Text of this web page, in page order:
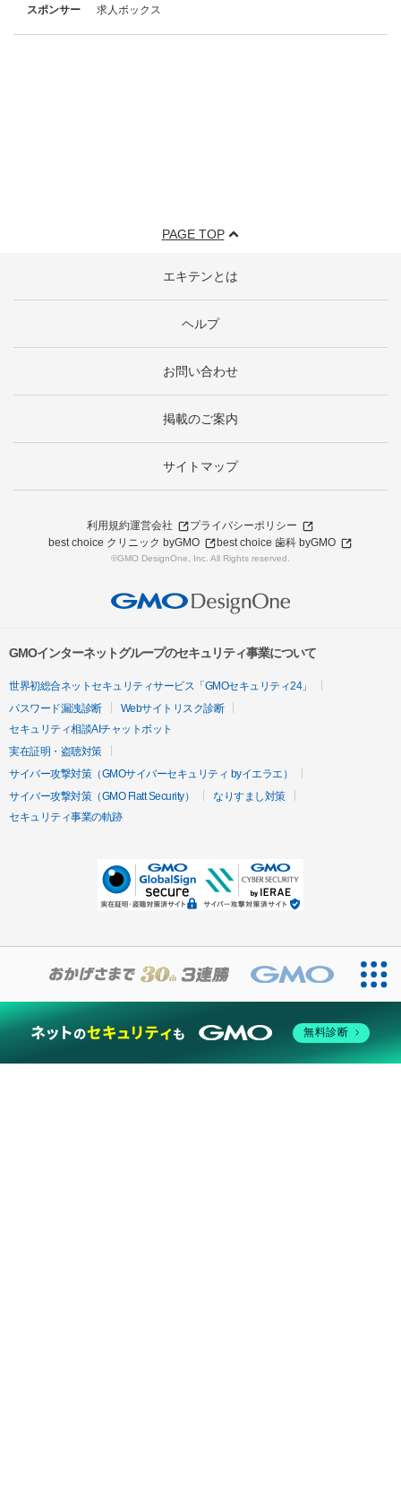
スポンサー
求人ボックス
PAGE TOP
エキテンとは
ヘルプ
お問い合わせ
掲載のご案内
サイトマップ
利用規約運営会社
プライバシーポリシー
best choice クリニック byGMO
best choice 歯科 byGMO
©GMO DesignOne, Inc. All Rights reserved.
GMOインターネットグループのセキュリティ事業について
世界初総合ネットセキュリティサービス「GMOセキュリティ24」
パスワード漏洩診断
Webサイトリスク診断
セキュリティ相談AIチャットボット
実在証明・盗聴対策
サイバー攻撃対策（GMOサイバーセキュリティ byイエラエ）
サイバー攻撃対策（GMO Flatt Security）
なりすまし対策
セキュリティ事業の軌跡
無料診断